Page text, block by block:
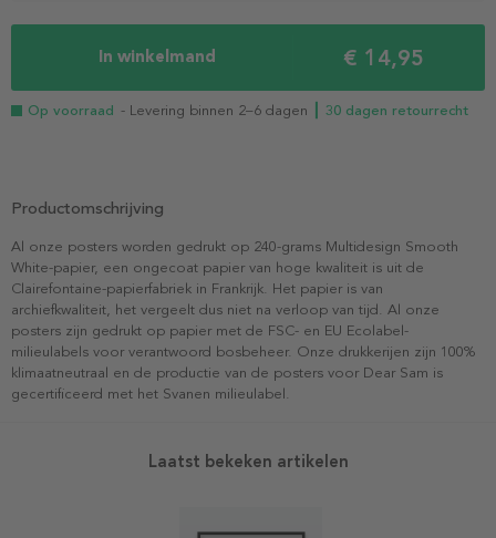
In winkelmand € 14,95
Op voorraad - Levering binnen 2–6 dagen ┃ 30 dagen retourrecht
Productomschrijving
Al onze posters worden gedrukt op 240-grams Multidesign Smooth
White-papier, een ongecoat papier van hoge kwaliteit is uit de
Clairefontaine-papierfabriek in Frankrijk. Het papier is van
archiefkwaliteit, het vergeelt dus niet na verloop van tijd. Al onze
posters zijn gedrukt op papier met de FSC- en EU Ecolabel-
milieulabels voor verantwoord bosbeheer. Onze drukkerijen zijn 100%
klimaatneutraal en de productie van de posters voor Dear Sam is
gecertificeerd met het Svanen milieulabel.
Laatst bekeken artikelen